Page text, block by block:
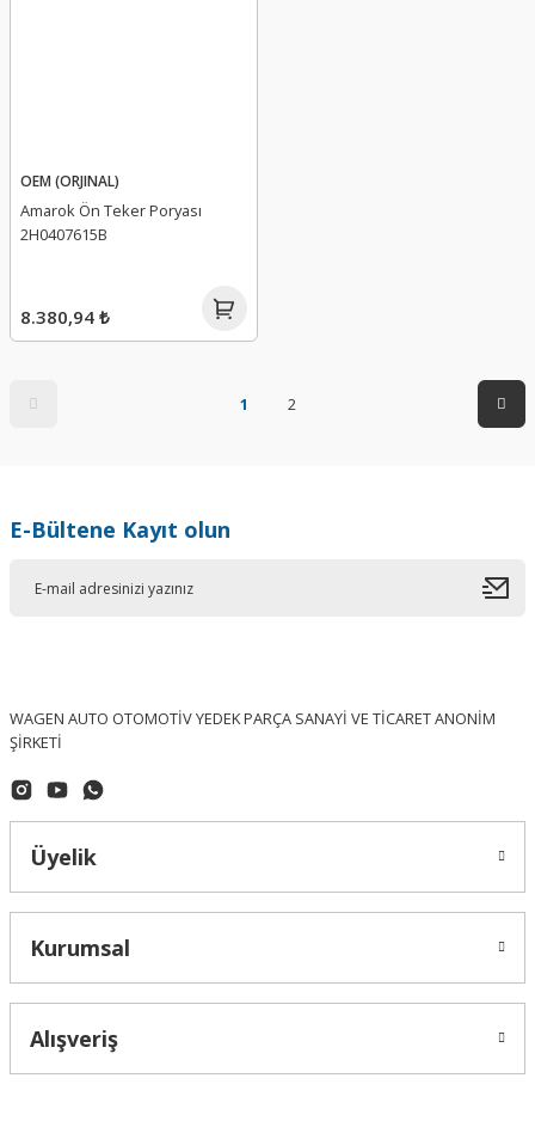
OEM (ORJINAL)
Amarok Ön Teker Poryası
2H0407615B
8.380,94 ₺
1 2
E-Bültene Kayıt olun
WAGEN AUTO OTOMOTİV YEDEK PARÇA SANAYİ VE TİCARET ANONİM
ŞİRKETİ
Üyelik
Kurumsal
Alışveriş